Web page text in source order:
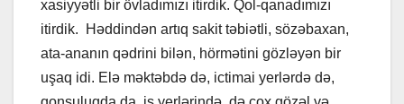
xasiyyətli bir övladımızı itirdik. Qol-qanadımızı
itirdik. Həddindən artıq sakit təbiətli, sözəbaxan,
ata-ananın qədrini bilən, hörmətini gözləyən bir
uşaq idi. Elə məktəbdə də, ictimai yerlərdə də,